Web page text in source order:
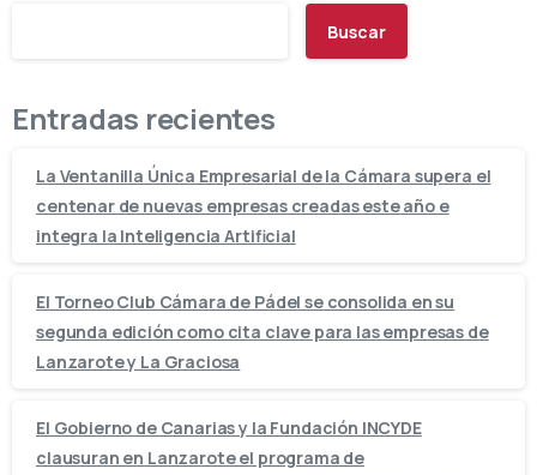
Buscar
Entradas recientes
La Ventanilla Única Empresarial de la Cámara supera el
centenar de nuevas empresas creadas este año e
integra la Inteligencia Artificial
El Torneo Club Cámara de Pádel se consolida en su
segunda edición como cita clave para las empresas de
Lanzarote y La Graciosa
El Gobierno de Canarias y la Fundación INCYDE
clausuran en Lanzarote el programa de